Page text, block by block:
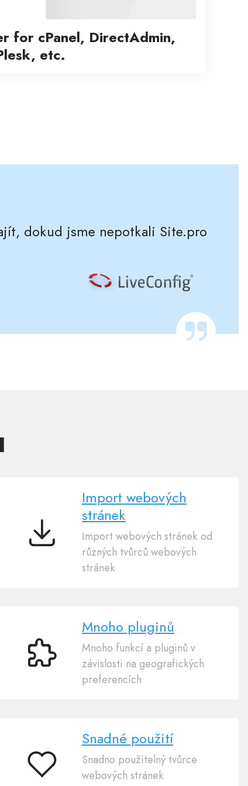
for cPanel, DirectAdmin,
etc.
dokud jsme nepotkali Site.pro
Import
webových
Import webových
stránek
Import webových stránek od
různých tvůrců webových
stránek
Mnoho
Mnoho pluginů
Mnoho funkcí a pluginů v
závislosti na geografických
preferencích
Snadné
Snadné použití
Snadno použitelný tvůrce
webových stránek